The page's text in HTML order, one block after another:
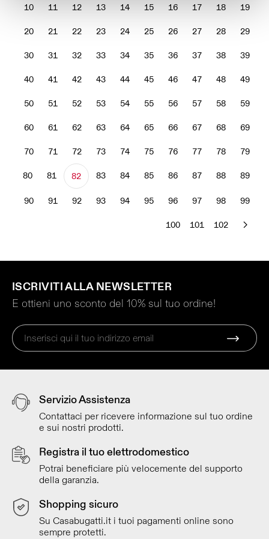
10 11 12 13 14 15 16 17 18 19
20 21 22 23 24 25 26 27 28 29
30 31 32 33 34 35 36 37 38 39
40 41 42 43 44 45 46 47 48 49
50 51 52 53 54 55 56 57 58 59
60 61 62 63 64 65 66 67 68 69
70 71 72 73 74 75 76 77 78 79
80 81 82 83 84 85 86 87 88 89
90 91 92 93 94 95 96 97 98 99
100 101 102
ISCRIVITI ALLA NEWSLETTER
E ottieni uno sconto del 10% sul tuo ordine!
Servizio Assistenza
Contattaci per ricevere informazione sul tuo ordine
e sui nostri prodotti.
Registra il tuo elettrodomestico
Potrai beneficiare più velocemente del supporto
della garanzia.
Shopping sicuro
Su Casabugatti.it i tuoi pagamenti online sono
sempre protetti.